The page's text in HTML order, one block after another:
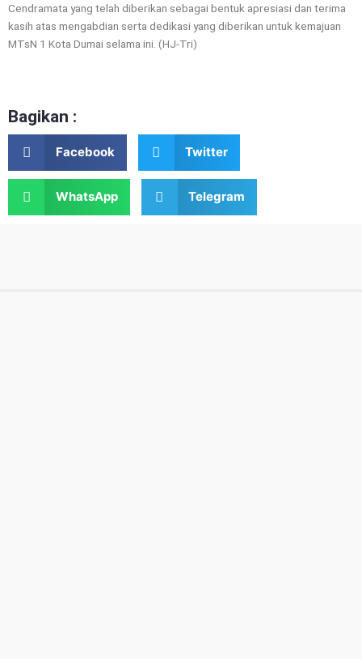
Cendramata yang telah diberikan sebagai bentuk apresiasi dan terima
kasih atas mengabdian serta dedikasi yang diberikan untuk kemajuan
MTsN 1 Kota Dumai selama ini. (HJ-Tri)
Bagikan :
Facebook Twitter
WhatsApp Telegram